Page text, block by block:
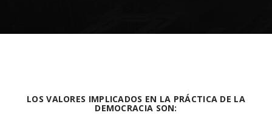
LOS VALORES IMPLICADOS EN LA PRÁCTICA DE LA
DEMOCRACIA SON: